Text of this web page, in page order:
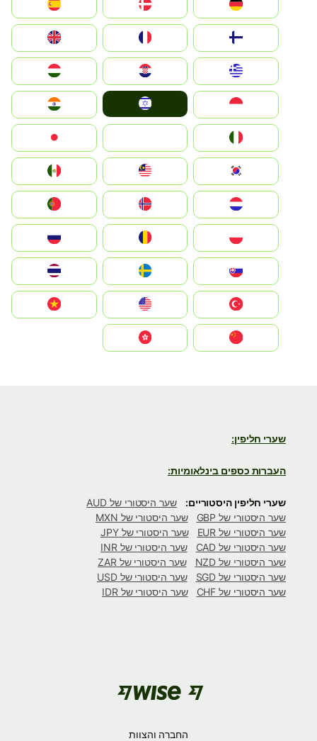
Deutschland
Denmark
United Kingdom
Hrvatska
Magyarország
Indonesia
South Korea
Nederland
Portugal
România
Slovensko
United States
Vietnam
שערי חליפין:
העברות כספים בינלאומיות:
שערי חליפין היסטוריים:
שער היסטורי של AUD
שער היסטורי של GBP
שער היסטורי של MXN
שער היסטורי של EUR
שער היסטורי של JPY
שער היסטורי של CAD
שער היסטורי של INR
שער היסטורי של NZD
שער היסטורי של ZAR
שער היסטורי של SGD
שער היסטורי של USD
שער היסטורי של CHF
שער היסטורי של IDR
החברה והצוות